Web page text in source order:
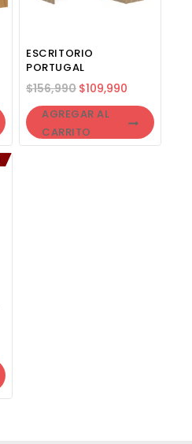
ESCRITORIO
PORTUGAL
$156,990 $109,990
AGREGAR AL
CARRITO